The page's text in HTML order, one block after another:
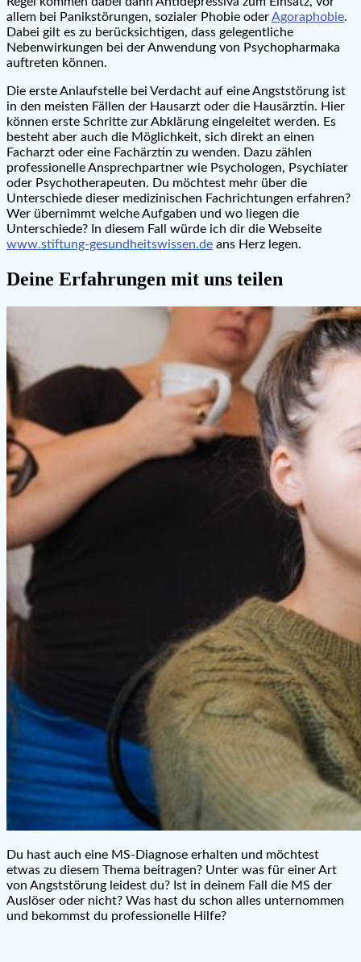
allem bei Panikstörungen, sozialer Phobie oderAgoraphobie.
Dabei gilt es zu berücksichtigen, dass gelegentliche
Nebenwirkungen bei der Anwendung von Psychopharmaka
auftreten können.
Die erste Anlaufstelle bei Verdacht auf eine Angststörung ist
in den meisten Fällen der Hausarzt oder die Hausärztin. Hier
können erste Schritte zur Abklärung eingeleitet werden. Es
besteht aber auch die Möglichkeit, sich direkt an einen
Facharzt oder eine Fachärztin zu wenden. Dazu zählen
professionelle Ansprechpartner wie Psychologen, Psychiater
oder Psychotherapeuten. Du möchtest mehr über die
Unterschiede dieser medizinischen Fachrichtungen erfahren?
Wer übernimmt welche Aufgaben und wo liegen die
Unterschiede? In diesem Fall würde ich dir die Webseite
www.stiftung-gesundheitswissen.de ans Herz legen.
Deine Erfahrungen mit uns teilen
Du hast auch eine MS-Diagnose erhalten und möchtest
etwas zu diesem Thema beitragen? Unter was für einer Art
von Angststörung leidest du? Ist in deinem Fall die MS der
Auslöser oder nicht? Was hast du schon alles unternommen
und bekommst du professionelle Hilfe?